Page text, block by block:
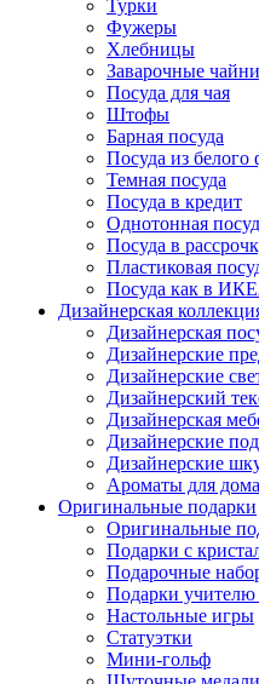
Турки
Фужеры
Хлебницы
Заварочные
Посуда для чая
Штофы
Барная посуда
Посуда из белого
Темная посуда
Посуда в кредит
Однотонная
Посуда в
Пластиковая
Посуда как в
Дизайнерская
Дизайнерская
Дизайнерские
Дизайнерские
Дизайнерский
Дизайнерская
Дизайнерские
Дизайнерские
Ароматы для дома
Оригинальные подарки
Оригинальные
Подарки с
Подарочные
Подарки
Настольные игры
Статуэтки
Мини-гольф